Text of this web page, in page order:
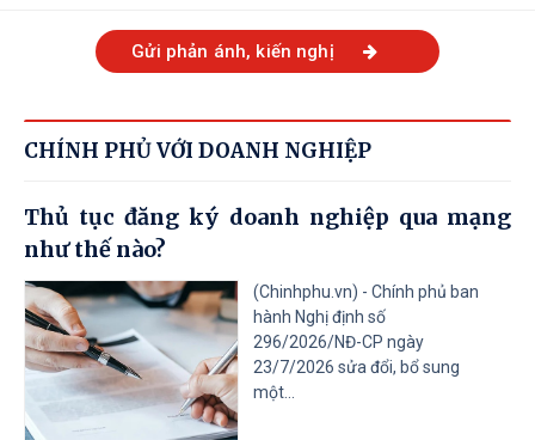
Gửi phản ánh, kiến nghị
CHÍNH PHỦ VỚI DOANH NGHIỆP
Thủ tục đăng ký doanh nghiệp qua mạng
như thế nào?
(Chinhphu.vn) - Chính phủ ban
hành Nghị định số
296/2026/NĐ-CP ngày
23/7/2026 sửa đổi, bổ sung
một...